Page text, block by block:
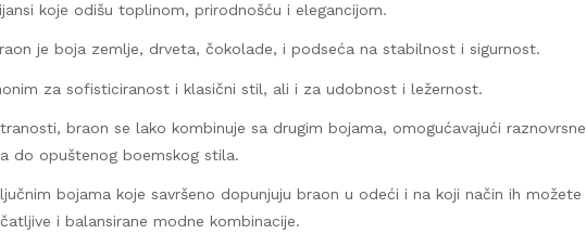
koje odišu toplinom, prirodnošću i elegancijom.
je boja zemlje, drveta, čokolade, i podseća na stabilnost i sigurnost.
za sofisticiranost i klasični stil, ali i za udobnost i ležernost.
braon se lako kombinuje sa drugim bojama, omogućavajući raznovrsne
do opuštenog boemskog stila.
bojama koje savršeno dopunjuju braon u odeći i na koji način ih možete
i balansirane modne kombinacije.